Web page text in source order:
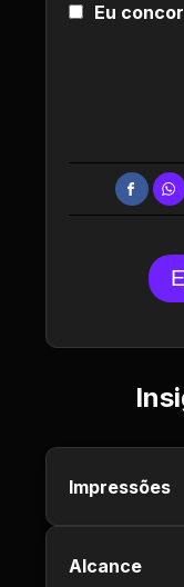
Eu
Impressões
Alcance